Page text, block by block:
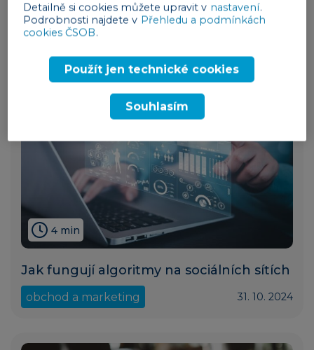
z praxe / rozhovory 04. 11. 2024
4 min
Jak fungují algoritmy na sociálních sítích
obchod a marketing 31. 10. 2024
Detailně si cookies můžete upravit v nastavení.
Podrobnosti najdete v Přehledu a podmínkách
cookies ČSOB.
Použít jen technické cookies
Souhlasím